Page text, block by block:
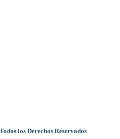
Todos los Derechos Reservados